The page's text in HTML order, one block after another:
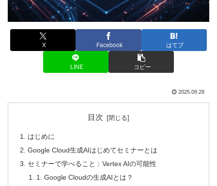
X Facebook はてブ
LINE コピー
2025.09.28
目次
はじめに
Google Cloud生成AIはじめてセミナーとは
セミナーで学べること：Vertex AIの可能性
1. Google Cloudの生成AIとは？